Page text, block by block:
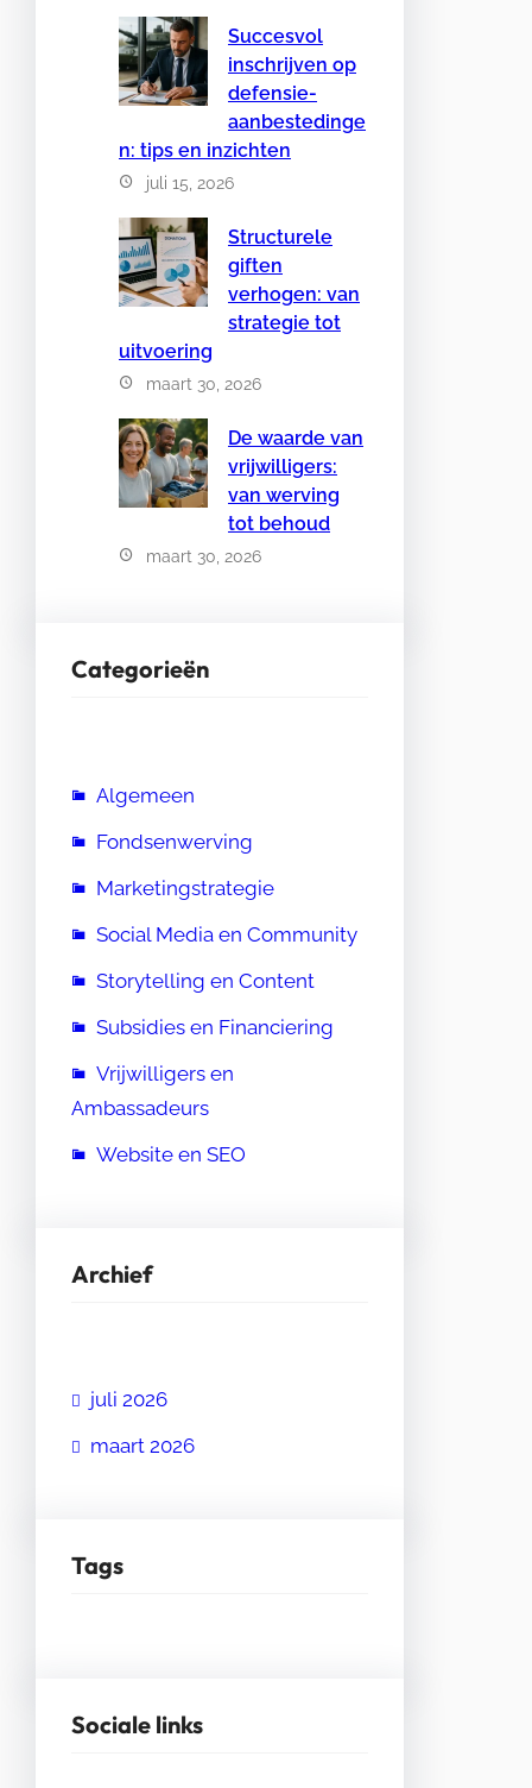
Succesvol
inschrijven op
defensie-
aanbestedinge
n: tips en inzichten
juli 15, 2026
Structurele
giften
verhogen: van
strategie tot
uitvoering
maart 30, 2026
De waarde van
vrijwilligers:
van werving
tot behoud
maart 30, 2026
Categorieën
Algemeen
Fondsenwerving
Marketingstrategie
Social Media en Community
Storytelling en Content
Subsidies en Financiering
Vrijwilligers en
Ambassadeurs
Website en SEO
Archief
juli 2026
maart 2026
Tags
Sociale links